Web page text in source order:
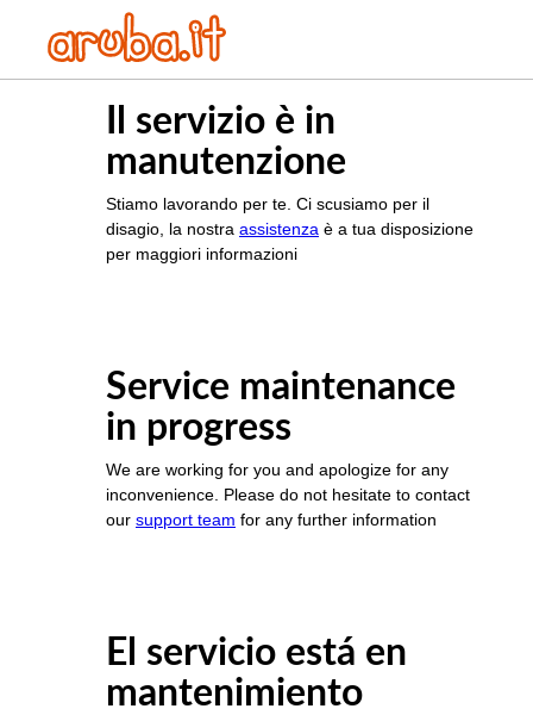
Il servizio è in
manutenzione
Stiamo lavorando per te. Ci scusiamo per il
disagio, la nostra assistenza è a tua disposizione
per maggiori informazioni
Service maintenance
in progress
We are working for you and apologize for any
inconvenience. Please do not hesitate to contact
our support team for any further information
El servicio está en
mantenimiento